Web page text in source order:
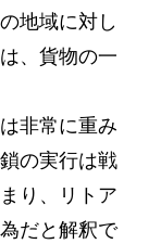
地域に対し
、貨物の一
非常に重み
の実行は戦
り、リトア
だと解釈で